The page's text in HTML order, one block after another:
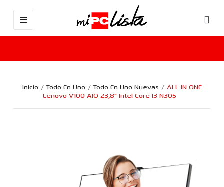
Inicio Todo En Uno Todo En Uno Nuevas
ALL IN ONE
Lenovo V100 AIO 23,8" Intel Core I3 N305